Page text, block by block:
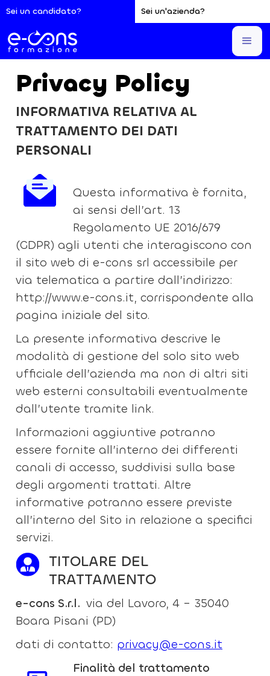
Sei un candidato? Sei un'azienda?
Sei qui:Home
Privacy Policy
INFORMATIVA RELATIVA AL
TRATTAMENTO DEI DATI
PERSONALI
Questa informativa è fornita,
ai sensi dell’art. 13
Regolamento UE 2016/679
(GDPR) agli utenti che interagiscono con
il sito web di e-cons srl accessibile per
via telematica a partire dall’indirizzo:
http://www.e-cons.it, corrispondente alla
pagina iniziale del sito.
La presente informativa descrive le
modalità di gestione del solo sito web
ufficiale dell’azienda ma non di altri siti
web esterni consultabili eventualmente
dall’utente tramite link.
Informazioni aggiuntive potranno
essere fornite all’interno dei differenti
canali di accesso, suddivisi sulla base
degli argomenti trattati. Altre
informative potranno essere previste
all’interno del Sito in relazione a specifici
servizi.
TITOLARE DEL
TRATTAMENTO
e-cons S.r.l.via del Lavoro, 4 – 35040
Boara Pisani (PD)
dati di contatto: privacy@e-cons.it
Finalità del trattamento